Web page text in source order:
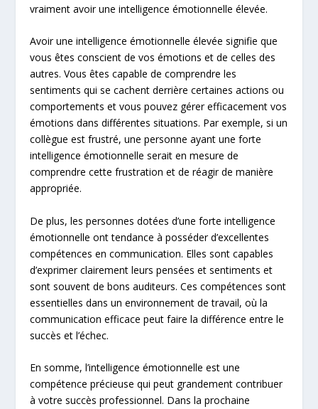
vraiment avoir une intelligence émotionnelle élevée.
Avoir une intelligence émotionnelle élevée signifie que
vous êtes conscient de vos émotions et de celles des
autres. Vous êtes capable de comprendre les
sentiments qui se cachent derrière certaines actions ou
comportements et vous pouvez gérer efficacement vos
émotions dans différentes situations. Par exemple, si un
collègue est frustré, une personne ayant une forte
intelligence émotionnelle serait en mesure de
comprendre cette frustration et de réagir de manière
appropriée.
De plus, les personnes dotées d’une forte intelligence
émotionnelle ont tendance à posséder d’excellentes
compétences en communication. Elles sont capables
d’exprimer clairement leurs pensées et sentiments et
sont souvent de bons auditeurs. Ces compétences sont
essentielles dans un environnement de travail, où la
communication efficace peut faire la différence entre le
succès et l’échec.
En somme, l’intelligence émotionnelle est une
compétence précieuse qui peut grandement contribuer
à votre succès professionnel. Dans la prochaine